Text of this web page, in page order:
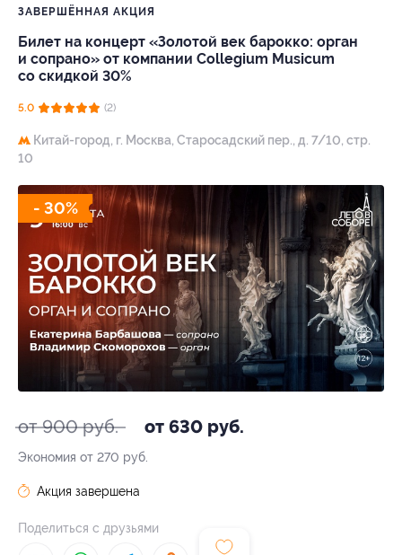
ЗАВЕРШЁННАЯ АКЦИЯ
Билет на концерт «Золотой век барокко: орган
и сопрано» от компании Collegium Musicum
со скидкой 30%
5.0 (2)
Китай-город, г. Москва, Старосадский пер., д. 7/10, стр.
10
- 30%
от 900 руб. от 630 руб.
Экономия от 270 руб.
Акция завершена
Поделиться с друзьями